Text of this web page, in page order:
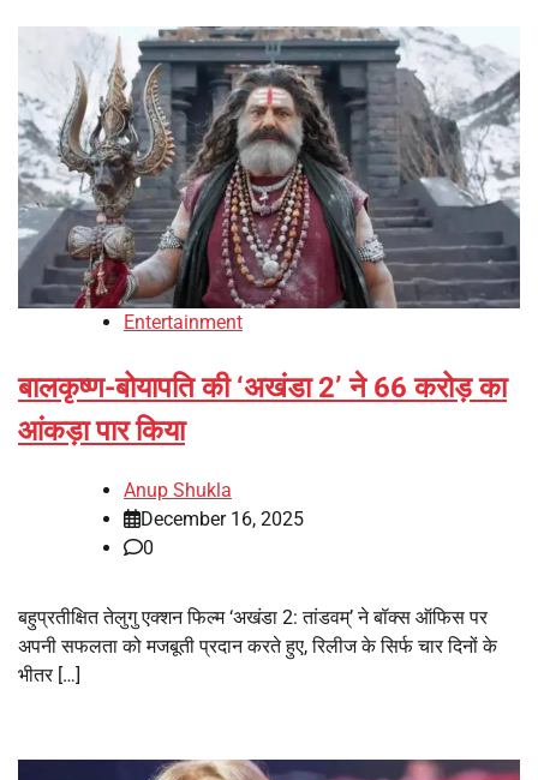
Entertainment
बालकृष्ण-बोयापति की ‘अखंडा 2’ ने 66 करोड़ का
आंकड़ा पार किया
Anup Shukla
December 16, 2025
0
बहुप्रतीक्षित तेलुगु एक्शन फिल्म ‘अखंडा 2: तांडवम्’ ने बॉक्स ऑफिस पर
अपनी सफलता को मजबूती प्रदान करते हुए, रिलीज के सिर्फ चार दिनों के
भीतर […]